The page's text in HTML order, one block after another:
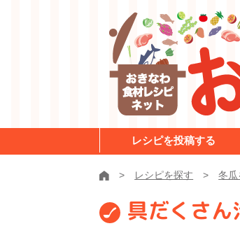
レシピを投稿する
レシピを探す 冬
具だくさん